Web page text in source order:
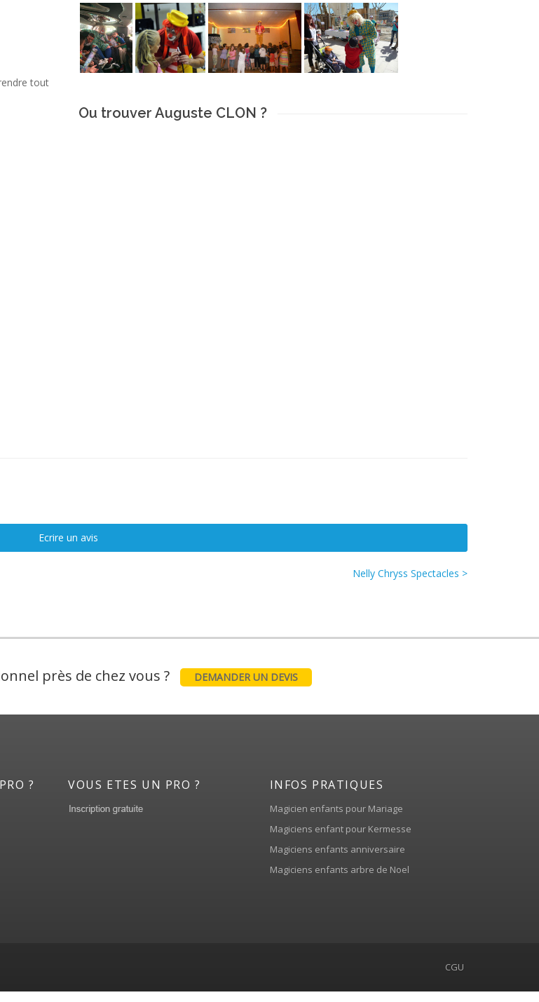
tout
Ou trouver Auguste CLON ?
Ecrire un avis
Nelly Chryss Spectacles >
près de chez vous ? DEMANDER UN DEVIS
? VOUS ETES UN PRO ? INFOS PRATIQUES
Magicien enfants pour Mariage
Magiciens enfant pour Kermesse
Magiciens enfants anniversaire
Magiciens enfants arbre de Noel
CGU